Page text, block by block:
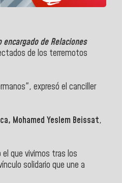
de Relaciones
de los terremotos
expresó el canciller
Mohamed Yeslem Beissat,
que vivimos tras los
solidario que une a